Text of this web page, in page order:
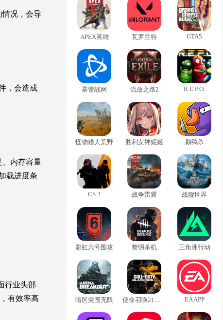
况，会导
，会造成
、内存容量
载进度条
行业头部
有效率高
APEX英雄 瓦罗兰特 GTA5
暴雪战网 流放之路2 R.E.P.O.
怪物猎人荒野 胜利女神妮姬 鹅鸭杀
CS 2 战争雷霆 战舰世界
彩虹六号围攻 黎明杀机 三角洲行动
暗区突围无限 使命召唤21黑色行动6 EA APP